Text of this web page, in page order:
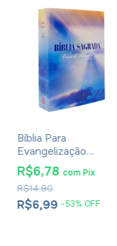
Bíblia Para
Evangelização
Pequena - RC Edição
De Promessas
R$6,99 -53% OFF
R$14,90
R$6,78 com Pix